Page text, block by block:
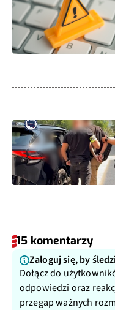
15 komentarzy
Zaloguj się, by
Dołącz do
odpowiedzi oraz
przegap ważnych